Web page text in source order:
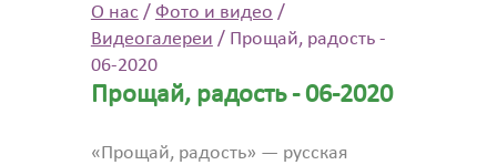
О нас / Фото и видео /
Видеогалереи / Прощай, радость -
06-2020
Прощай, радость - 06-2020
«Прощай, радость» — русская